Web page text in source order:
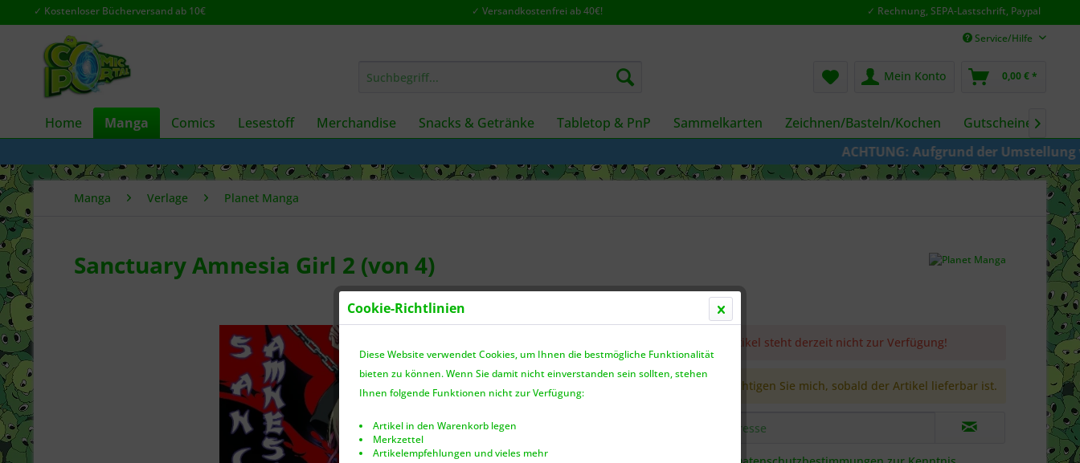
✓ Kostenloser Bücherversand ab 10€ ✓ Versandkostenfrei ab 40€!
✓ Rechnung, SEPA-Lastschrift, Paypal
Service/Hilfe
Mein Konto 0,00 € *
Home Manga Comics Lesestoff Merchandise Snacks & Getränke Tabletop & PnP Sammelkarten Zeichnen/Basteln/Kochen Gutscheine 
ACHTUNG: Aufgrund der Umstellung
Manga Verlage Planet Manga
Sanctuary Amnesia Girl 2 (von 4)
Dieser Artikel steht derzeit nicht zur Verfügung!
Benachrichtigen Sie mich, sobald der Artikel lieferbar ist.
Cookie-Richtlinien
Diese Website verwendet Cookies, um Ihnen die bestmögliche Funktionalität
bieten zu können. Wenn Sie damit nicht einverstanden sein sollten, stehen
Ihnen folgende Funktionen nicht zur Verfügung:
Artikel in den Warenkorb legen
Merkzettel
Artikelempfehlungen und vieles mehr